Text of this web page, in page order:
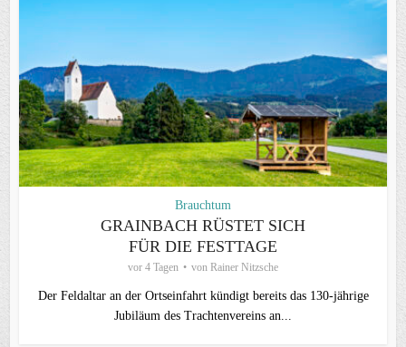
Brauchtum
GRAINBACH RÜSTET SICH
FÜR DIE FESTTAGE
vor 4 Tagen von Rainer Nitzsche
Der Feldaltar an der Ortseinfahrt kündigt bereits das 130-jährige
Jubiläum des Trachtenvereins an...